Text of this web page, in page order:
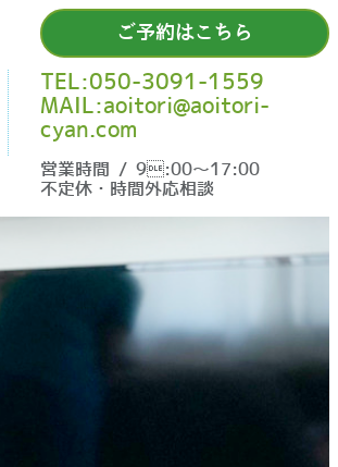
ご予約はこちら
TEL:050-3091-1559
MAIL:aoitori@aoitori-
cyan.com
営業時間 / 9:00〜17:00
不定休・時間外応相談